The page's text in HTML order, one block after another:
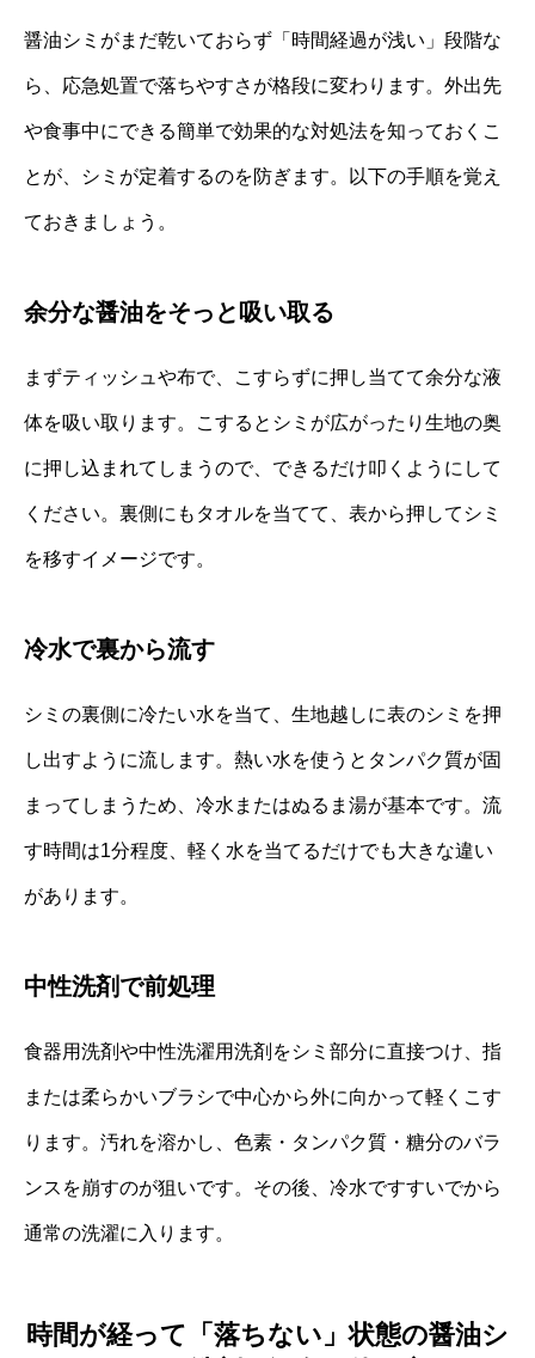
醤油シミがまだ乾いておらず「時間経過が浅い」段階な
ら、応急処置で落ちやすさが格段に変わります。外出先
や食事中にできる簡単で効果的な対処法を知っておくこ
とが、シミが定着するのを防ぎます。以下の手順を覚え
ておきましょう。
余分な醤油をそっと吸い取る
まずティッシュや布で、こすらずに押し当てて余分な液
体を吸い取ります。こするとシミが広がったり生地の奥
に押し込まれてしまうので、できるだけ叩くようにして
ください。裏側にもタオルを当てて、表から押してシミ
を移すイメージです。
冷水で裏から流す
シミの裏側に冷たい水を当て、生地越しに表のシミを押
し出すように流します。熱い水を使うとタンパク質が固
まってしまうため、冷水またはぬるま湯が基本です。流
す時間は1分程度、軽く水を当てるだけでも大きな違い
があります。
中性洗剤で前処理
食器用洗剤や中性洗濯用洗剤をシミ部分に直接つけ、指
または柔らかいブラシで中心から外に向かって軽くこす
ります。汚れを溶かし、色素・タンパク質・糖分のバラ
ンスを崩すのが狙いです。その後、冷水ですすいでから
通常の洗濯に入ります。
時間が経って「落ちない」状態の醤油シ